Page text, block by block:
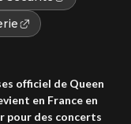
officiel de Queen
en France en
pour des concerts